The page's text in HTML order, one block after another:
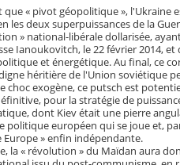
que « pivot géopolitique », l'Ukraine
les deux superpuissances de la
» national-libérale dollarisée,
Ianoukovitch, le 22 février 2014,
et énergétique. Au final, ce
héritière de l'Union soviétique
choc exogène, ce putsch est
pour la stratégie de
dont Kiev était une pierre
politique européen qui se joue et,
Europe » enfin indépendante.
la « révolution » du Maïdan aura